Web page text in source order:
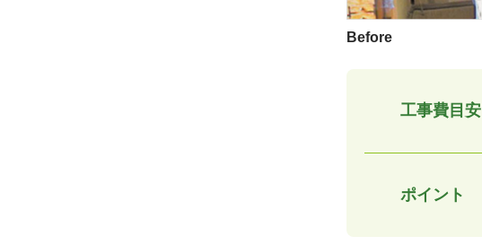
Before
工事費目安
ポイント